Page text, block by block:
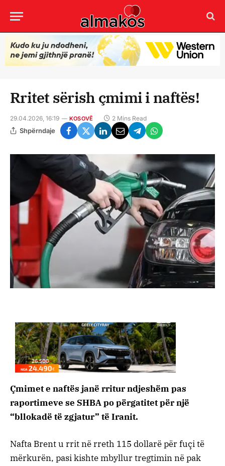
Rritet sërish çmimi i naftës!
29.04.2026, 16:19 KOSOVË 2 Mins Read
Shpërndaje
Çmimet e naftës janë rritur ndjeshëm pas
raportimeve se SHBA po përgatitet për një
“bllokadë të zgjatur” të Iranit.
Nafta Brent u rrit në rreth 115 dollarë për fuçi të
mërkurën, pasi kishte mbyllur tregtimin në pak